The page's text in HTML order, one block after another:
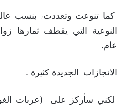
كما تنوعت وتعددت، بنسب
النوعية التي يقطف ثمارها
عام.
الانجازات الجديدة كثيرة .
لكني سأركز على (عربات